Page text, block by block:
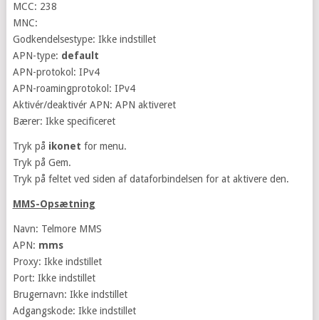
MCC: 238
MNC:
Godkendelsestype: Ikke indstillet
APN-type: default
APN-protokol: IPv4
APN-roamingprotokol: IPv4
Aktivér/deaktivér APN: APN aktiveret
Bærer: Ikke specificeret
Tryk på ikonet for menu.
Tryk på Gem.
Tryk på feltet ved siden af dataforbindelsen for at aktivere den.
MMS-Opsætning
Navn: Telmore MMS
APN: mms
Proxy: Ikke indstillet
Port: Ikke indstillet
Brugernavn: Ikke indstillet
Adgangskode: Ikke indstillet